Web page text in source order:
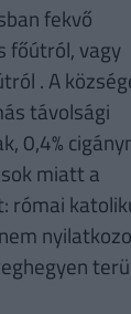
fekvő
főútról, vagy
. A
távolsági
0,4%
miatt a
római